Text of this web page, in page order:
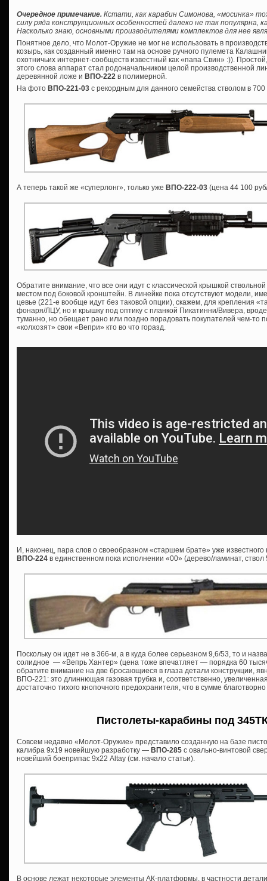
Очередное примечание. Кстати, как карабин Симонова, «мосинка»
силу ряда конструкционных особенностей далеко не так популярна,
Насколько знаю, основными производителями комплектов для нее
Понятное дело, что Молот-Оружие не мог не использовать в
козырь, как созданный именно там на основе ручного пулемета
охотничьих интернет-сообществ известный как «папа Свин» :)).
этого слова аппарат стал родоначальником целой производственной
деревянной ложе и ВПО-222 в полимерной.
На фото ВПО-221-03 с рекордным для данного семейства стволом в
А теперь такой же «суперлонг», только уже ВПО-222-03 (цена 44 100
Обратите внимание, что все они идут с классической крышкой
местом под боковой кронштейн. В линейке пока отсутствуют модели,
цевье (221-е вообще идут без таковой опции), скажем, для крепления
фонаря/ЛЦУ, но и крышку под оптику с планкой Пикатинни/Вивера,
туманно, но обещает рано или поздно порадовать покупателей чем-то
«колхозят» свои «Вепри» кто во что горазд.
И, наконец, пара слов о своеобразном «старшем брате» уже
ВПО-224 в единственном пока исполнении «00» (дерево/ламинат,
Поскольку он идет не в 366-м, а в куда более серьезном 9,6/53, то и
солидное — «Вепрь Хантер» (цена тоже впечатляет — порядка 60
обратите внимание на две бросающиеся в глаза детали конструкции,
ВПО-221: это длиннющая газовая трубка и, соответственно,
достаточно тихого кнопочного предохранителя, что в сумме
Пистолеты-карабины под
Совсем недавно «Молот-Оружие» представило созданную на базе
калибра 9х19 новейшую разработку — ВПО-285 с овально-винтовой
новейший боеприпас 9х22 Altay (см. начало статьи).
В основе лежат некоторые элементы АК-платформы, в частности